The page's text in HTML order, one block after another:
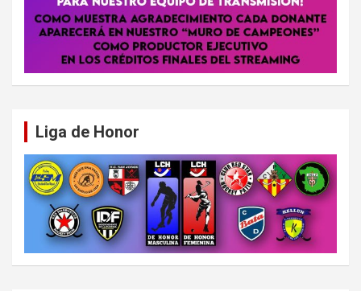
Liga de Honor